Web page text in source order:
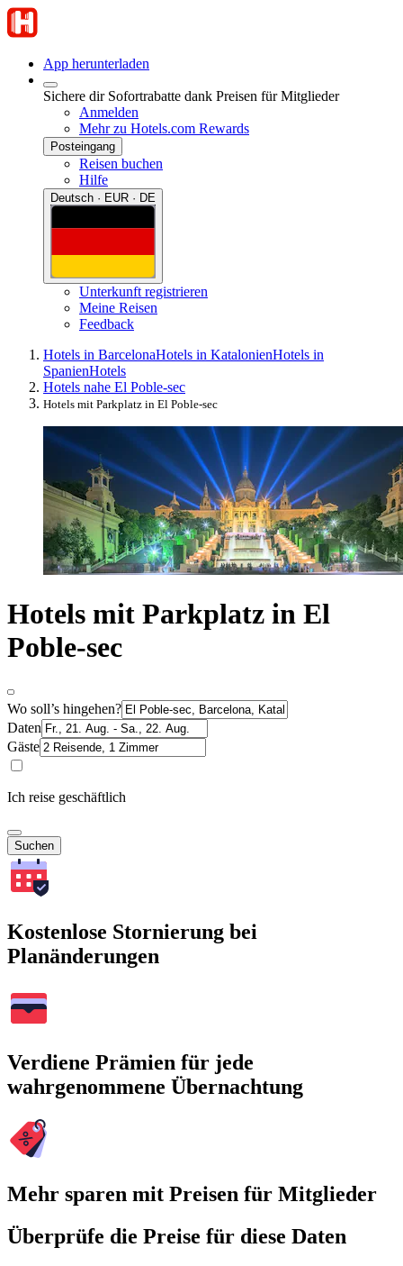
App herunterladen
Sichere dir Sofortrabatte dank Preisen für Mitglieder
Anmelden
Mehr zu Hotels.com Rewards
Posteingang
Reisen buchen
Hilfe
Deutsch · EUR · DE
Unterkunft registrieren
Meine Reisen
Feedback
Hotels in BarcelonaHotels in KatalonienHotels in
SpanienHotels
Hotels nahe El Poble-sec
Hotels mit Parkplatz in El Poble-sec
Hotels mit Parkplatz in El
Poble-sec
Wo soll’s hingehen?
Daten
Gäste
Ich reise geschäftlich
Suchen
Kostenlose Stornierung bei
Planänderungen
Verdiene Prämien für jede
wahrgenommene Übernachtung
Mehr sparen mit Preisen für Mitglieder
Überprüfe die Preise für diese Daten